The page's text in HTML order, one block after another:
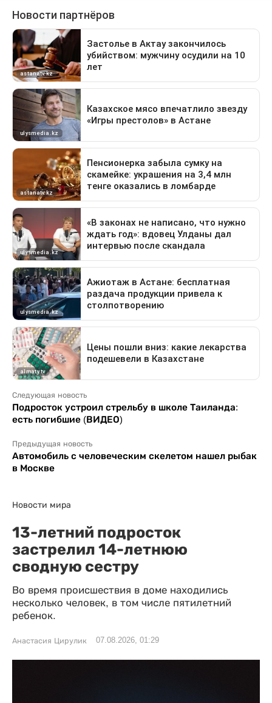
Следующая новость
Подросток устроил стрельбу в школе Таиланда:
есть погибшие (ВИДЕО)
Предыдущая новость
Автомобиль с человеческим скелетом нашел рыбак
в Москве
Новости мира
13-летний подросток
застрелил 14-летнюю
сводную сестру
Во время происшествия в доме находились
несколько человек, в том числе пятилетний
ребенок.
Анастасия Цирулик 07.08.2026, 01:29